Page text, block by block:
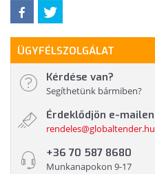
ÜGYFÉLSZOLGÁLAT
Kérdése van?
Segíthetünk bármiben?
Érdeklődjön e-mailen
rendeles@globaltender.hu
+36 70 587 8680
Munkanapokon 9-17